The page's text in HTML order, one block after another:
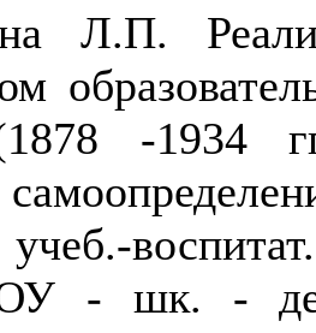
Л.П.
-1934
- шк. -